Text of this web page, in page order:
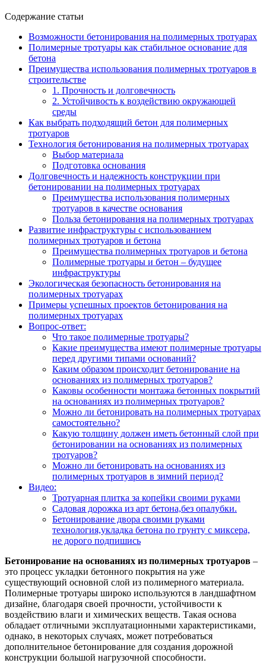
Содержание статьи
Возможности бетонирования на полимерных тротуарах
Полимерные тротуары как стабильное основание для
бетона
Преимущества использования полимерных тротуаров в
строительстве
1. Прочность и долговечность
2. Устойчивость к воздействию окружающей
среды
Как выбрать подходящий бетон для полимерных
тротуаров
Технология бетонирования на полимерных тротуарах
Выбор материала
Подготовка основания
Долговечность и надежность конструкции при
бетонировании на полимерных тротуарах
Преимущества использования полимерных
тротуаров в качестве основания
Польза бетонирования на полимерных тротуарах
Развитие инфраструктуры с использованием
полимерных тротуаров и бетона
Преимущества полимерных тротуаров и бетона
Полимерные тротуары и бетон – будущее
инфраструктуры
Экологическая безопасность бетонирования на
полимерных тротуарах
Примеры успешных проектов бетонирования на
полимерных тротуарах
Вопрос-ответ:
Что такое полимерные тротуары?
Какие преимущества имеют полимерные тротуары
перед другими типами оснований?
Каким образом происходит бетонирование на
основаниях из полимерных тротуаров?
Каковы особенности монтажа бетонных покрытий
на основаниях из полимерных тротуаров?
Можно ли бетонировать на полимерных тротуарах
самостоятельно?
Какую толщину должен иметь бетонный слой при
бетонировании на основаниях из полимерных
тротуаров?
Можно ли бетонировать на основаниях из
полимерных тротуаров в зимний период?
Видео:
Тротуарная плитка за копейки своими руками
Садовая дорожка из арт бетона,без опалубки.
Бетонирование двора своими руками
технология,укладка бетона по грунту с миксера,
не дорого подпишись
Бетонирование на основаниях из полимерных тротуаров –
это процесс укладки бетонного покрытия на уже
существующий основной слой из полимерного материала.
Полимерные тротуары широко используются в ландшафтном
дизайне, благодаря своей прочности, устойчивости к
воздействию влаги и химических веществ. Такая основа
обладает отличными эксплуатационными характеристиками,
однако, в некоторых случаях, может потребоваться
дополнительное бетонирование для создания дорожной
конструкции большой нагрузочной способности.